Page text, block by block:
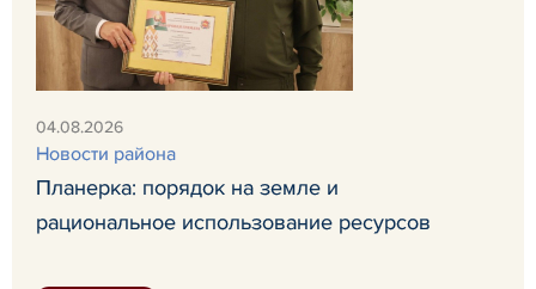
04.08.2026
Новости района
Планерка: порядок на земле и
рациональное использование ресурсов